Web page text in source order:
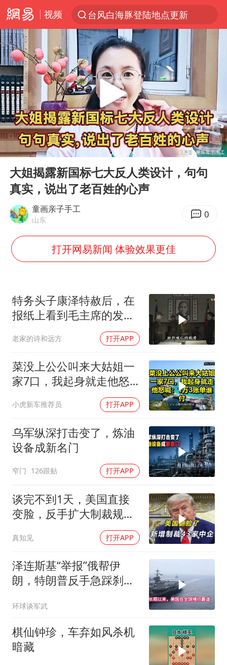
视频
台风白海豚登陆地点更新
以“新”破局 首发经济点亮城市消费活力
台风白海豚进入48小时警戒线
宇树科技发行价格150.80元/股
看守所辅警收受10万获刑1年
宇树科技王兴兴身家有望超200亿元
五粮液渠道价一箱上涨近百元
CIA被曝已秘密设立古巴工作组
中国养老床位“三连降”
女子利用漏洞0元薅走3000多件家电
贵州轮胎子公司获美国退税8136万
东方甄选被判赔偿江小白30万元
奋进开新局 实干挑大梁
Play
00:00 04:10
大姐揭露新国标七大反人类设计，句句
真实，说出了老百姓的心声
童画亲子手工
山东 0
打开网易新闻 体验效果更佳
特务头子康泽特赦后，在
报纸上看到毛主席的发
言，激动得不省人事
老家的诗和远方 打开APP
菜没上公公叫来大姑姐一
家7口，我起身就走他怒
喊：1万3账单谁付
小虎新车推荐员 打开APP
乌军纵深打击变了，炼油
设备成新名门
窄门 126跟贴 打开APP
谈完不到1天，美国直接
变脸，反手扩大制裁规
模，43家中企遭殃
真知见 打开APP
泽连斯基“举报”俄帮伊
朗，特朗普反手急踩刹
环球谈军武
棋仙钟珍，车弃如风杀机
暗藏